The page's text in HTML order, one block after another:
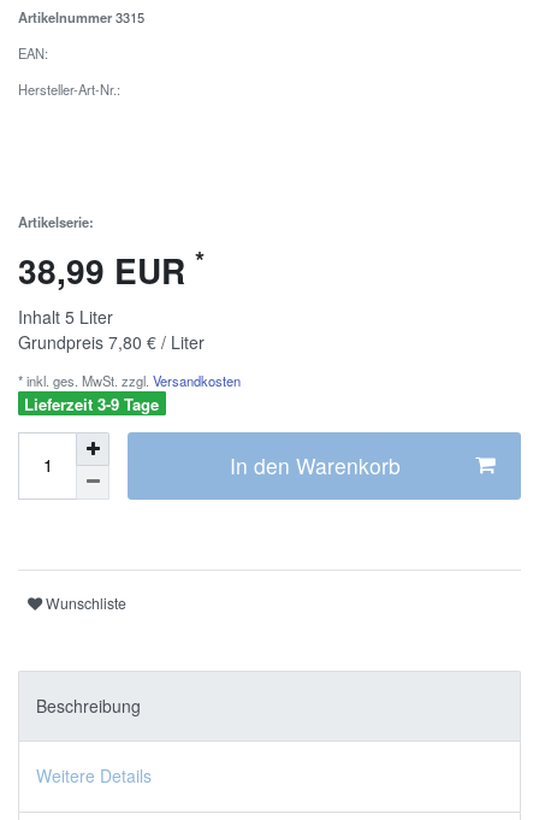
Artikelnummer3315
EAN:
Hersteller-Art-Nr.:
Artikelserie:
38,99 EUR *
Inhalt 5 Liter
Grundpreis 7,80 € / Liter
* inkl. ges. MwSt. zzgl. Versandkosten
Lieferzeit 3-9 Tage
In den Warenkorb
Wunschliste
Beschreibung
Weitere Details